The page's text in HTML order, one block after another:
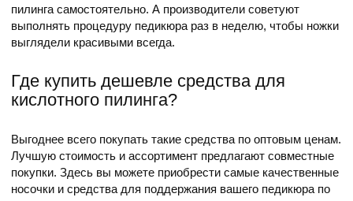
пилинга самостоятельно. А производители советуют
выполнять процедуру педикюра раз в неделю, чтобы ножки
выглядели красивыми всегда.
Где купить дешевле средства для
кислотного пилинга?
Выгоднее всего покупать такие средства по оптовым ценам.
Лучшую стоимость и ассортимент предлагают совместные
покупки. Здесь вы можете приобрести самые качественные
носочки и средства для поддержания вашего педикюра по